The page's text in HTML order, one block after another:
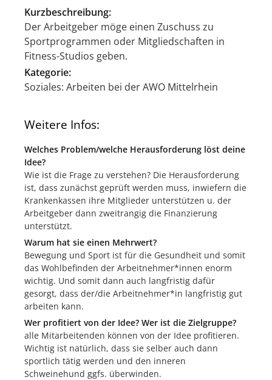
Kurzbeschreibung:
Der Arbeitgeber möge einen Zuschuss zu
Sportprogrammen oder Mitgliedschaften in
Fitness-Studios geben.
Kategorie:
Soziales: Arbeiten bei der AWO Mittelrhein
Weitere Infos:
Welches Problem/welche Herausforderung löst deine
Idee?
Wie ist die Frage zu verstehen? Die Herausforderung
ist, dass zunächst geprüft werden muss, inwiefern die
Krankenkassen ihre Mitglieder unterstützen u. der
Arbeitgeber dann zweitrangig die Finanzierung
unterstützt.
Warum hat sie einen Mehrwert?
Bewegung und Sport ist für die Gesundheit und somit
das Wohlbefinden der Arbeitnehmer*innen enorm
wichtig. Und somit dann auch langfristig dafür
gesorgt, dass der/die Arbeitnehmer*in langfristig gut
arbeiten kann.
Wer profitiert von der Idee? Wer ist die Zielgruppe?
alle Mitarbeitenden können von der Idee profitieren.
Wichtig ist natürlich, dass sie selber auch dann
sportlich tätig werden und den inneren
Schweinehund ggfs. überwinden.